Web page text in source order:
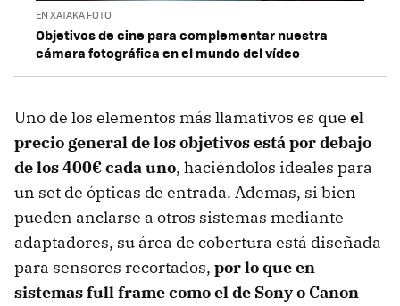
EN XATAKA FOTO
Objetivos de cine para complementar nuestra
cámara fotográfica en el mundo del vídeo
Uno de los elementos más llamativos es que el
precio general de los objetivos está por debajo
de los 400€ cada uno, haciéndolos ideales para
un set de ópticas de entrada. Ademas, si bien
pueden anclarse a otros sistemas mediante
adaptadores, su área de cobertura está diseñada
para sensores recortados, por lo que en
sistemas full frame como el de Sony o Canon